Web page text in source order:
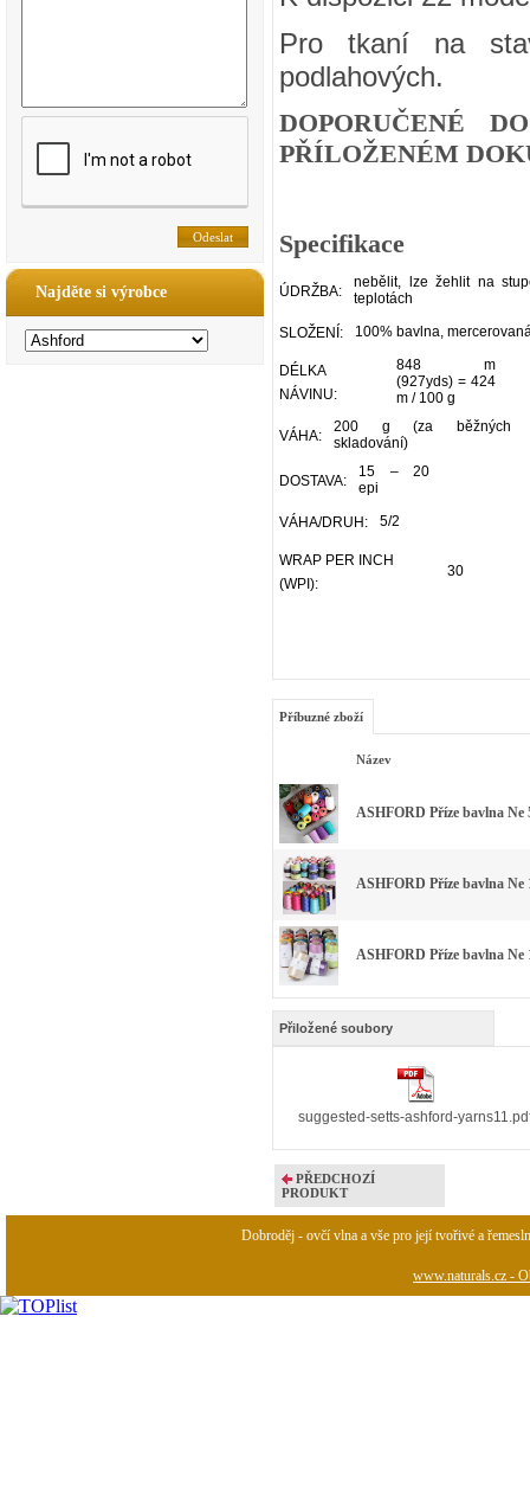
Najděte si výrobce
Pro tkaní na
podlahových.
DOPORUČENÉ
PŘÍLOŽENÉM
Specifikace
ÚDRŽBA:
nebělit, lze žehlit na
teplotách
SLOŽENÍ: 100% bavlna,
DÉLKA
NÁVINU:
848 m
(927yds) = 424
m / 100 g
VÁHA:
200 g (za běžných
skladování)
DOSTAVA:
15 – 20
epi
VÁHA/DRUH: 5/2
WRAP PER INCH
(WPI):
30
Příbuzné zboží
Název
ASHFORD Příze bavlna Ne
ASHFORD Příze bavlna Ne
ASHFORD Příze bavlna Ne
Přiložené soubory
suggested-setts-ashford-
PŘEDCHOZÍ
PRODUKT
Dobroděj - ovčí vlna a vše pro její tvořivé a
www.naturals.cz -